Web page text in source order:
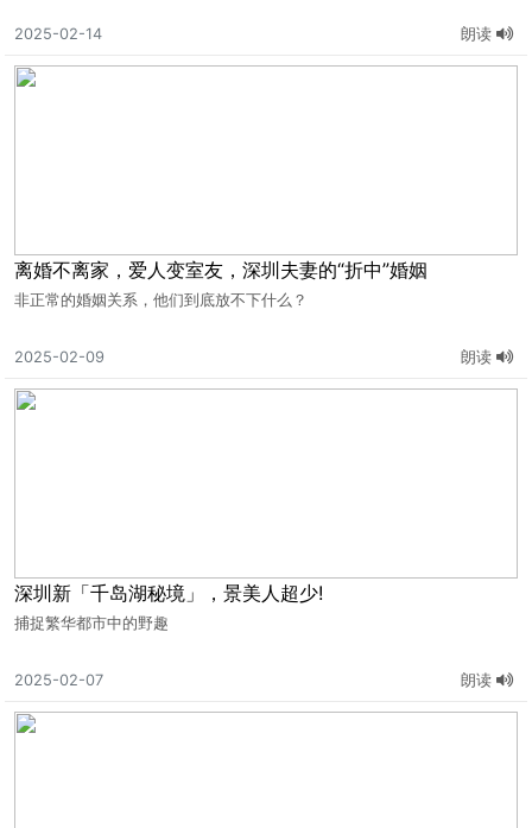
2025-02-14 朗读
离婚不离家，爱人变室友，深圳夫妻的“折中”婚姻
非正常的婚姻关系，他们到底放不下什么？
2025-02-09 朗读
深圳新「千岛湖秘境」，景美人超少!
捕捉繁华都市中的野趣
2025-02-07 朗读